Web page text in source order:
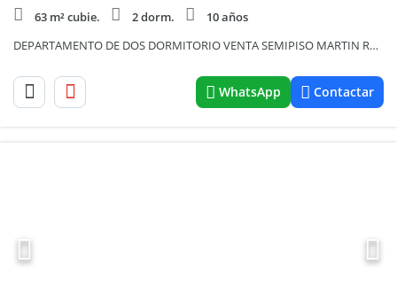
63 m² cubie.
2 dorm.
10 años
DEPARTAMENTO DE DOS DORMITORIO VENTA SEMIPISO MARTIN ROSARIO
WhatsApp Contactar